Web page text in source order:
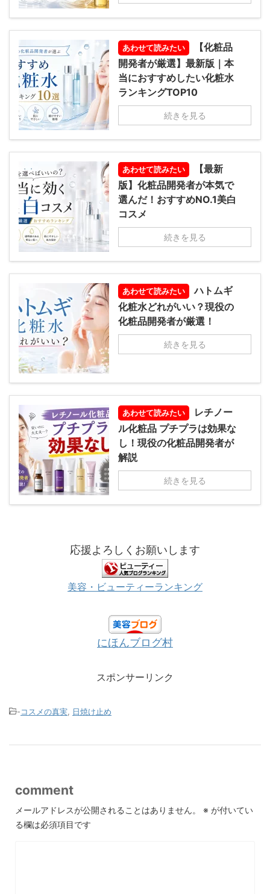
あわせて読みたい
【化粧品
開発者が厳選】最新版｜本
当におすすめしたい化粧水
ランキングTOP10
続きを見る
あわせて読みたい
【最新
版】化粧品開発者が本気で
選んだ！おすすめNO.1美白
コスメ
続きを見る
あわせて読みたい
ハトムギ
化粧水どれがいい？現役の
化粧品開発者が厳選！
続きを見る
あわせて読みたい
レチノー
ル化粧品 プチプラは効果な
し！現役の化粧品開発者が
解説
続きを見る
応援よろしくお願いします
美容・ビューティーランキング
にほんブログ村
スポンサーリンク
-コスメの真実, 日焼け止め
comment
メールアドレスが公開されることはありません。 ※ が付いてい
る欄は必須項目です